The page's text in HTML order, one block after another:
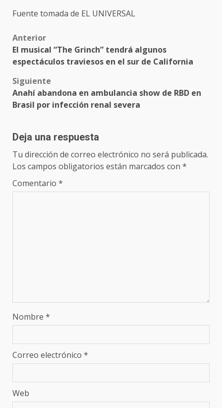
Fuente tomada de EL UNIVERSAL
Post
navigation
Anterior
El musical “The Grinch” tendrá algunos
espectáculos traviesos en el sur de California
Siguiente
Anahí abandona en ambulancia show de RBD en
Brasil por infección renal severa
Deja una respuesta
Tu dirección de correo electrónico no será publicada.
Los campos obligatorios están marcados con *
Comentario *
Nombre *
Correo electrónico *
Web